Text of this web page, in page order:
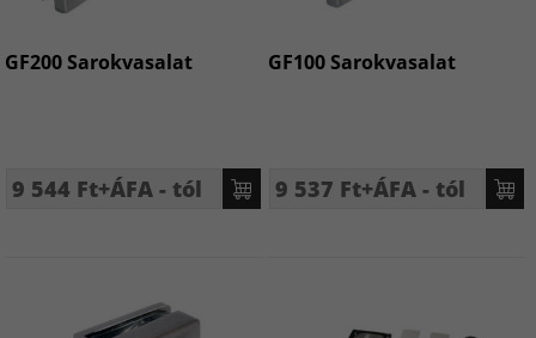
GF200 Sarokvasalat
9 544 Ft+ÁFA - tól
GF100 Sarokvasalat
9 537 Ft+ÁFA - tól